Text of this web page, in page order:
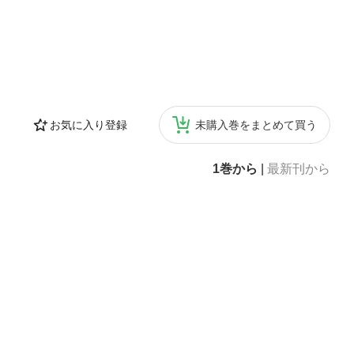
お気に入り登録 未購入巻をまとめて買う
1巻から 最新刊から